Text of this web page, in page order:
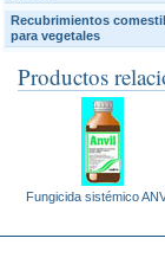
Recubrimientos
para vegetales
Productos
Fungicida sistémico